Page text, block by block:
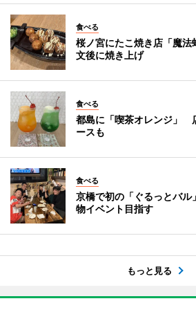
食べる
桜ノ宮にたこ焼き店「魔
文後に焼き上げ
食べる
都島に「喫茶オレンジ」
ースも
食べる
京橋で初の「ぐるっとバ
物イベント目指す
もっと見る